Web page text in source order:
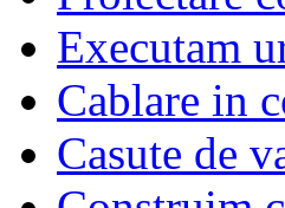
Executam
Cablare in
Casute de